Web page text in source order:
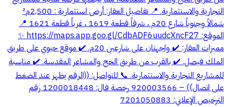
التجارية والاستثمارية. 📍 تفاصيل العقار: أرض استثمارية : 2,500م²
شمالاً وجنوباً شارع 20م ، شرقاً قطعة 1619 ، غرباً قطعة 1621 📍
الموقع: https://maps.app.goo.gl/CdbADF6uudcXncF27 ✨
مميزات العقار: ✔️ واجهتان على شارعين 20م. ✔️ موقع حيوي على طريق
الملك فيصل. ✔️ بالقرب من طريق الحج والمشاعر المقدسة. ✔️ مناسبة
للمشاريع التجارية والاستثمارية. 📞 للتواصل: ((الرقم يظهر عند الضغط
على اتصال)) – 920003566 رخصة فال: 1200018448 رقم
الترخيص الإعلاني: 7201050883